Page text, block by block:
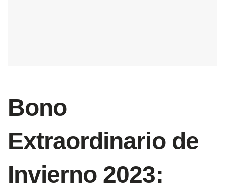
Bono
Extraordinario de
Invierno 2023: